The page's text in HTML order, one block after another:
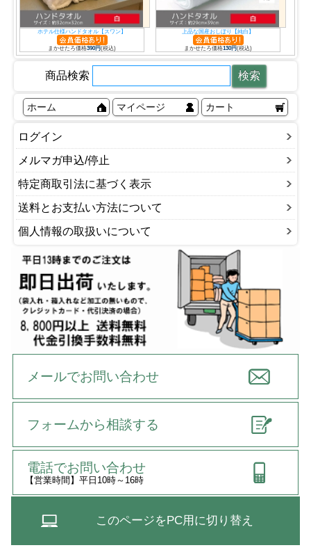
ホテル仕様ハンドタオル【スワン】
まかせたろ価格390円(税込)
上品な国産おしぼり【純白】
まかせたろ価格130円(税込)
商品検索
ホーム マイページ カート
ログイン
メルマガ申込/停止
特定商取引法に基づく表示
送料とお支払い方法について
個人情報の取扱いについて
メールでお問い合わせ
フォームから相談する
電話でお問い合わせ
【営業時間】平日10時～16時
このページをPC用に切り替え